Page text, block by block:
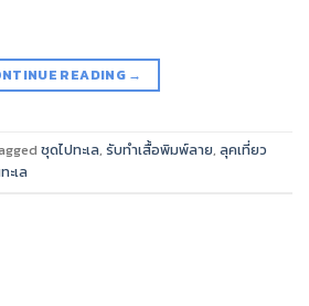
READING →
ชุดไปทะเล, รับทำเสื้อพิมพ์ลาย, ลุคเที่ยว
ะเล